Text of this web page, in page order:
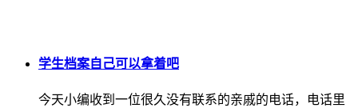
学生档案自己可以拿着吧
今天小编收到一位很久没有联系的亲戚的电话，电话里